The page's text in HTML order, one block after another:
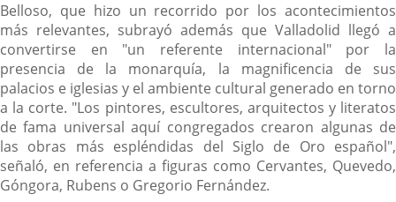
Belloso, que hizo un recorrido por los acontecimientos
más relevantes, subrayó además que Valladolid llegó a
convertirse en "un referente internacional" por la
presencia de la monarquía, la magnificencia de sus
palacios e iglesias y el ambiente cultural generado en torno
a la corte. "Los pintores, escultores, arquitectos y literatos
de fama universal aquí congregados crearon algunas de
las obras más espléndidas del Siglo de Oro español",
señaló, en referencia a figuras como Cervantes, Quevedo,
Góngora, Rubens o Gregorio Fernández.